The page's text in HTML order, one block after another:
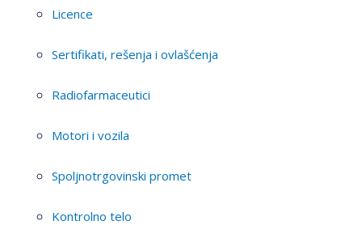
Licence
Sertifikati, rešenja i ovlašćenja
Radiofarmaceutici
Motori i vozila
Spoljnotrgovinski promet
Kontrolno telo